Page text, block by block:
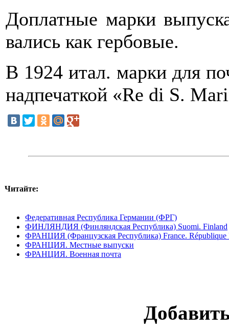
Доплатные марки
вались как гербовые.
В 1924 итал. марки для
надпечаткой «Re di S.
Читайте:
Федеративная Республика Германии (ФРГ)
ФИНЛЯНДИЯ (Финляндская Республика) Suomi. Finland
ФРАНЦИЯ (Французская Республика) France. République
ФРАНЦИЯ. Местные выпуски
ФРАНЦИЯ. Военная почта